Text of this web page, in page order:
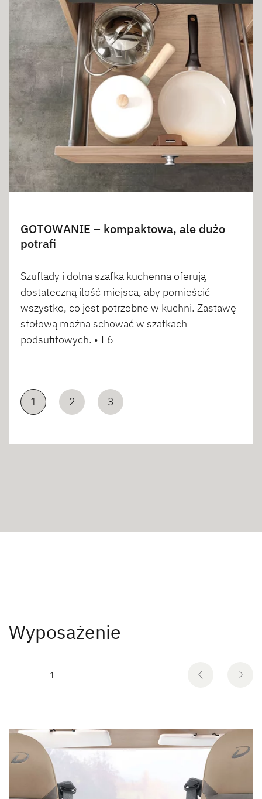
GOTOWANIE – kompaktowa, ale dużo
potrafi
Szuflady i dolna szafka kuchenna oferują
dostateczną ilość miejsca, aby pomieścić
wszystko, co jest potrzebne w kuchni. Zastawę
stołową można schować w szafkach
podsufitowych. • I 6
1 2 3
Wyposażenie
1